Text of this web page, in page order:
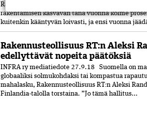
Rakennusteollisuus RT on nostanut
rakentamisen kasvavan tänä vuonna kolme
kuitenkin kääntyvän loivasti, ja ensi vuonna
Rakennusteollisuus RT:n Aleksi
edellyttävät nopeita päätöksiä
INFRA ry mediatiedote 27.9.18 Suomella on
globaaliksi solmukohdaksi tai kompastua
mahalasku, Rakennusteollisuus RT:n Aleksi
Finlandia-talolla torstaina. ”Jo tämä hallitus...